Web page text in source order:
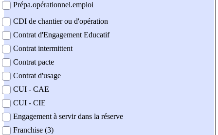
Prépa.opérationnel.emploi
CDI de chantier ou d'opération
Contrat d'Engagement Educatif
Contrat intermittent
Contrat pacte
Contrat d'usage
CUI - CAE
CUI - CIE
Engagement à servir dans la réserve
Franchise (3)